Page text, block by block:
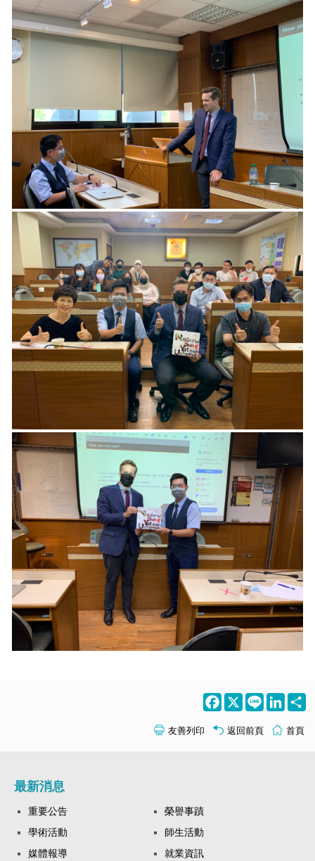
Facebook
X Line
友善列印 返回前頁 首頁
最新消息
重要公告
榮譽事蹟
學術活動
師生活動
媒體報導
就業資訊